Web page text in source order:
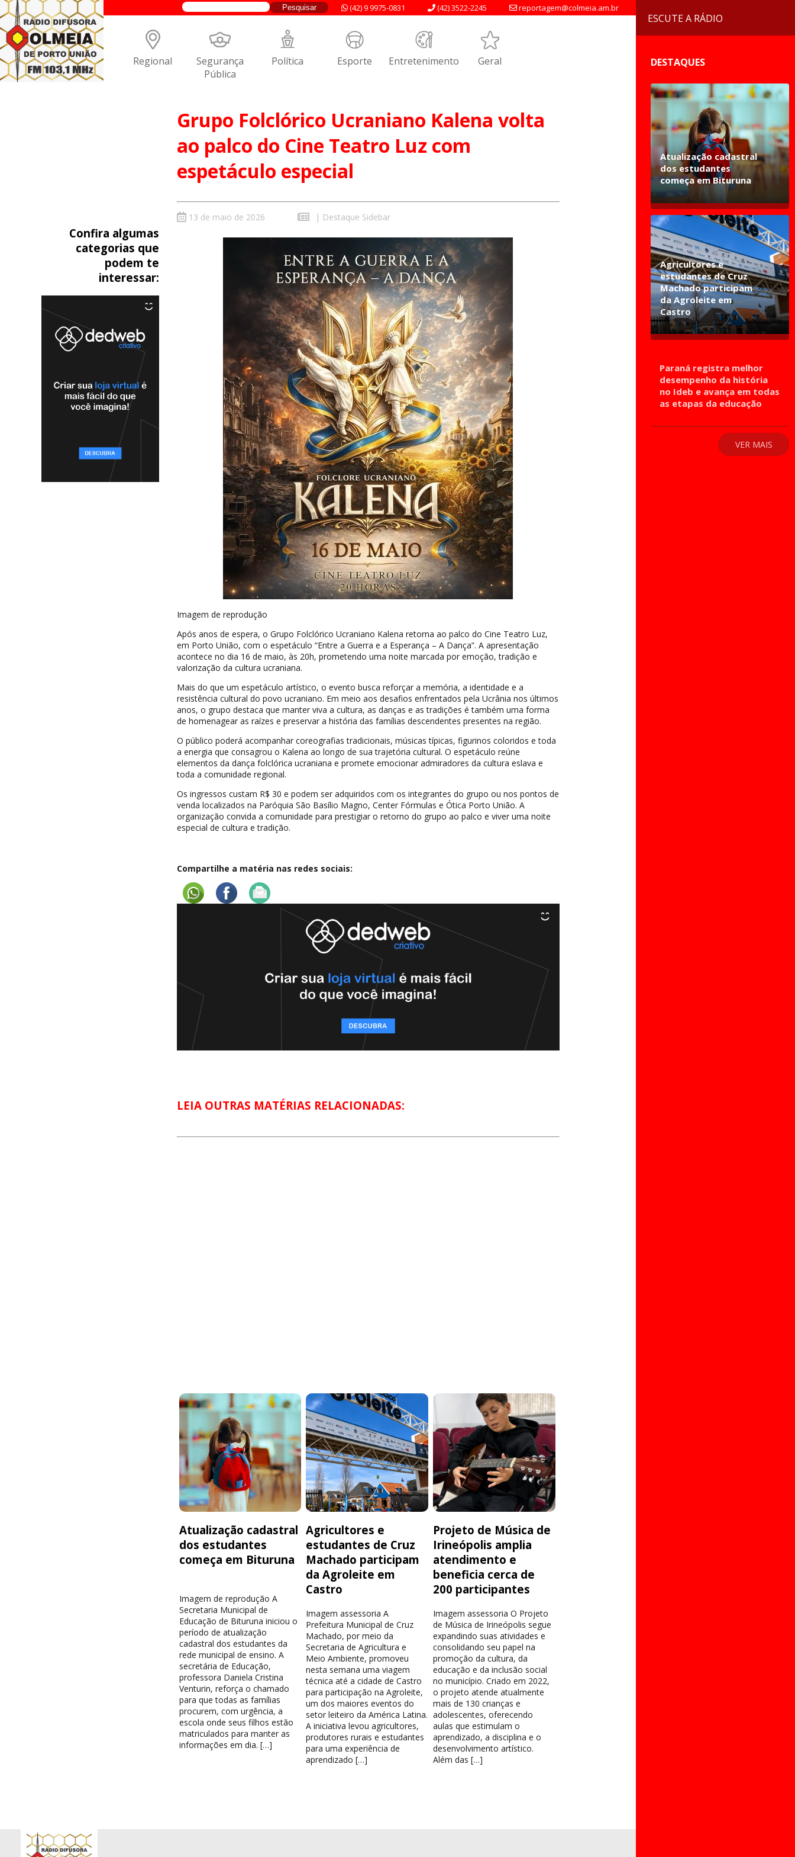
reportagem@colmeia.am.br
(42) 3522-2245
(42) 9 9975-0831
Regional Segurança
Pública
Política Esporte Entretenimento Geral
Grupo Folclórico Ucraniano Kalena volta
ao palco do Cine Teatro Luz com
espetáculo especial
Confira algumas
categorias que
podem te
interessar:
13 de maio de 2026 | Destaque Sidebar
Imagem de reprodução
Após anos de espera, o Grupo Folclórico Ucraniano Kalena retorna ao palco do Cine Teatro Luz,
em Porto União, com o espetáculo “Entre a Guerra e a Esperança – A Dança”. A apresentação
acontece no dia 16 de maio, às 20h, prometendo uma noite marcada por emoção, tradição e
valorização da cultura ucraniana.
Mais do que um espetáculo artístico, o evento busca reforçar a memória, a identidade e a
resistência cultural do povo ucraniano. Em meio aos desafios enfrentados pela Ucrânia nos últimos
anos, o grupo destaca que manter viva a cultura, as danças e as tradições é também uma forma
de homenagear as raízes e preservar a história das famílias descendentes presentes na região.
O público poderá acompanhar coreografias tradicionais, músicas típicas, figurinos coloridos e toda
a energia que consagrou o Kalena ao longo de sua trajetória cultural. O espetáculo reúne
elementos da dança folclórica ucraniana e promete emocionar admiradores da cultura eslava e
toda a comunidade regional.
Os ingressos custam R$ 30 e podem ser adquiridos com os integrantes do grupo ou nos pontos de
venda localizados na Paróquia São Basílio Magno, Center Fórmulas e Ótica Porto União. A
organização convida a comunidade para prestigiar o retorno do grupo ao palco e viver uma noite
especial de cultura e tradição.
Compartilhe a matéria nas redes sociais:
LEIA OUTRAS MATÉRIAS RELACIONADAS:
Atualização cadastral
dos estudantes
começa em Bituruna
Imagem de reprodução A
Secretaria Municipal de
Educação de Bituruna iniciou o
período de atualização
cadastral dos estudantes da
rede municipal de ensino. A
secretária de Educação,
professora Daniela Cristina
Venturin, reforça o chamado
para que todas as famílias
procurem, com urgência, a
escola onde seus filhos estão
matriculados para manter as
informações em dia. […]
Agricultores e
estudantes de Cruz
Machado participam
da Agroleite em
Castro
Imagem assessoria A
Prefeitura Municipal de Cruz
Machado, por meio da
Secretaria de Agricultura e
Meio Ambiente, promoveu
nesta semana uma viagem
técnica até a cidade de Castro
para participação na Agroleite,
um dos maiores eventos do
setor leiteiro da América Latina.
A iniciativa levou agricultores,
produtores rurais e estudantes
para uma experiência de
aprendizado […]
Projeto de Música de
Irineópolis amplia
atendimento e
beneficia cerca de
200 participantes
Imagem assessoria O Projeto
de Música de Irineópolis segue
expandindo suas atividades e
consolidando seu papel na
promoção da cultura, da
educação e da inclusão social
no município. Criado em 2022,
o projeto atende atualmente
mais de 130 crianças e
adolescentes, oferecendo
aulas que estimulam o
aprendizado, a disciplina e o
desenvolvimento artístico.
Além das […]
ESCUTE A RÁDIO
DESTAQUES
Atualização cadastral
dos estudantes
começa em Bituruna
Agricultores e
estudantes de Cruz
Machado participam
da Agroleite em
Castro
Paraná registra melhor
desempenho da história
no Ideb e avança em todas
as etapas da educação
VER MAIS